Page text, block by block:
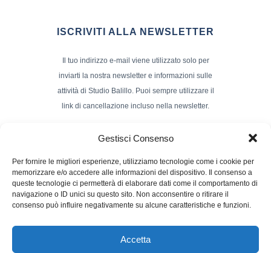
Gestisci Consenso
Per fornire le migliori esperienze, utilizziamo tecnologie come i cookie per
memorizzare e/o accedere alle informazioni del dispositivo. Il consenso a
queste tecnologie ci permetterà di elaborare dati come il comportamento di
navigazione o ID unici su questo sito. Non acconsentire o ritirare il
consenso può influire negativamente su alcune caratteristiche e funzioni.
Accetta
ISCRIVITI ALLA NEWSLETTER
Il tuo indirizzo e-mail viene utilizzato solo per
inviarti la nostra newsletter e informazioni sulle
attività di Studio Balillo. Puoi sempre utilizzare il
link di cancellazione incluso nella newsletter.
Nome e Cognome